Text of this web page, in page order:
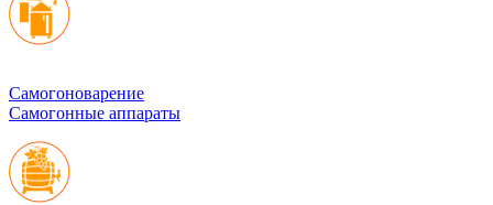
Cамогоноварение
Самогонные аппараты